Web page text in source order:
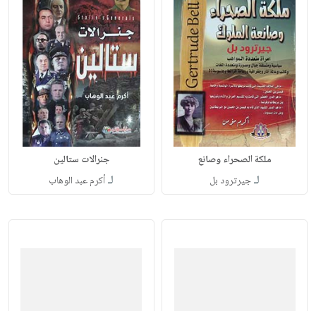
ملكة الصحراء وصانع
لـجيرترود بل
جنرالات ستالين
لـأكرم عبد الوهاب